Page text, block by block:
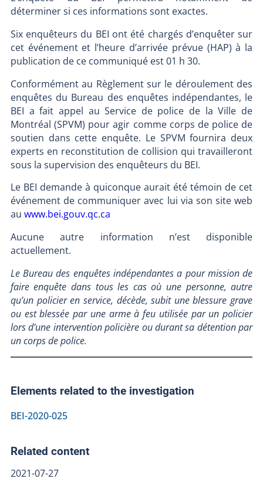
déterminer si ces informations sont exactes.
Six enquêteurs du BEI ont été chargés d’enquêter sur
cet événement et l’heure d’arrivée prévue (HAP) à la
publication de ce communiqué est 01 h 30.
Conformément au Règlement sur le déroulement des
enquêtes du Bureau des enquêtes indépendantes, le
BEI a fait appel au Service de police de la Ville de
Montréal (SPVM) pour agir comme corps de police de
soutien dans cette enquête. Le SPVM fournira deux
experts en reconstitution de collision qui travailleront
sous la supervision des enquêteurs du BEI.
Le BEI demande à quiconque aurait été témoin de cet
événement de communiquer avec lui via son site web
au www.bei.gouv.qc.ca
Aucune autre information n’est disponible
actuellement.
Le Bureau des enquêtes indépendantes a pour mission de
faire enquête dans tous les cas où une personne, autre
qu’un policier en service, décède, subit une blessure grave
ou est blessée par une arme à feu utilisée par un policier
lors d’une intervention policière ou durant sa détention par
un corps de police.
Elements related to the investigation
BEI-2020-025
Related content
2021-07-27